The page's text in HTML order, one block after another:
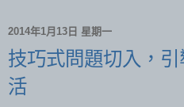
2014年1月13日 星期一
技巧式問題切入，
活